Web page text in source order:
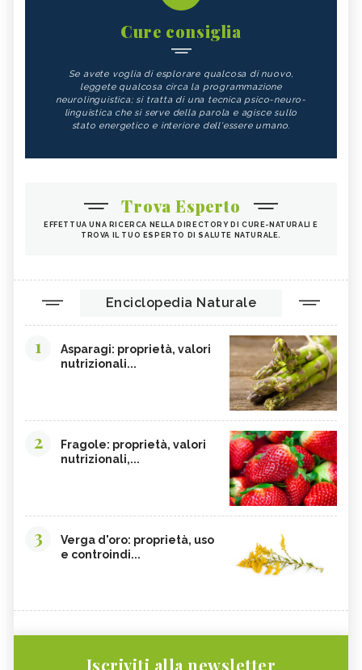
Cure consiglia
Se avete voglia di esplorare qualcosa di nuovo,
leggete qualcosa circa la programmazione
neurolinguistica; si tratta di una tecnica psico-neuro-
linguistica che si serve della parola e agisce sullo
stato energetico e interiore dell'essere umano.
Trova Esperto
EFFETTUA UNA RICERCA NELLA DIRECTORY DI CURE-NATURALI E
TROVA IL TUO ESPERTO DI SALUTE NATURALE.
Enciclopedia Naturale
1
Asparagi: proprietà, valori
nutrizionali...
2
Fragole: proprietà, valori
nutrizionali,...
3
Verga d'oro: proprietà, uso
e controindi...
Iscriviti alla newsletter